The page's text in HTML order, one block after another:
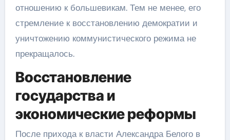
отношению к большевикам. Тем не менее, его
стремление к восстановлению демократии и
уничтожению коммунистического режима не
прекращалось.
Восстановление
государства и
экономические реформы
После прихода к власти Александра Белого в